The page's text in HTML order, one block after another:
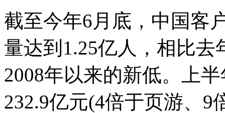
截至今年6月底，中国客
量达到1.25亿人，相比去
2008年以来的新低。上
232.9亿元(4倍于页游、